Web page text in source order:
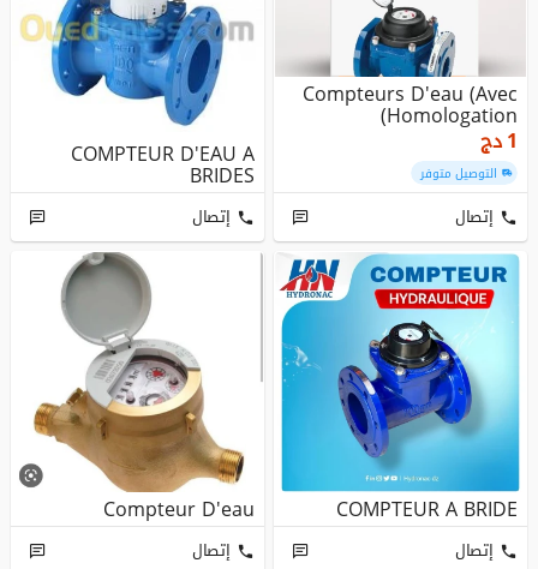
Compteurs D'eau (avec
Homologation)
1دج
التوصيل متوفر
إتصال
COMPTEUR D'EAU A
BRIDES
إتصال
COMPTEUR A BRIDE
إتصال
Compteur D'eau
إتصال